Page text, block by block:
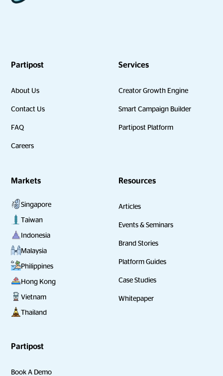
Partipost
About Us
Contact Us
FAQ
Careers
Services
Creator Growth Engine
Smart Campaign Builder
Partipost Platform
Markets
Singapore
Taiwan
Indonesia
Malaysia
Philippines
Hong Kong
Vietnam
Thailand
Resources
Articles
Events & Seminars
Brand Stories
Platform Guides
Case Studies
Whitepaper
Partipost
Book A Demo